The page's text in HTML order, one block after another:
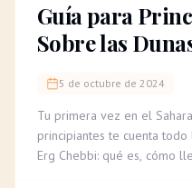
Guía para
Sobre las
5 de octubre de 2024
Tu primera vez en el
principiantes te cuenta
Erg Chebbi: qué es, cómo